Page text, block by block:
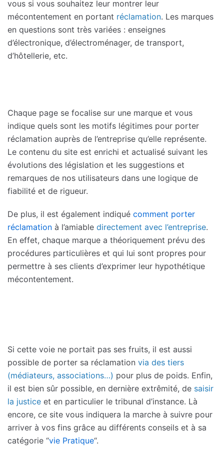
vous si vous souhaitez leur montrer leur
mécontentement en portant réclamation. Les marques
en questions sont très variées : enseignes
d’électronique, d’électroménager, de transport,
d’hôtellerie, etc.
Chaque page se focalise sur une marque et vous
indique quels sont les motifs légitimes pour porter
réclamation auprès de l’entreprise qu’elle représente.
Le contenu du site est enrichi et actualisé suivant les
évolutions des législation et les suggestions et
remarques de nos utilisateurs dans une logique de
fiabilité et de rigueur.
De plus, il est également indiqué comment porter
réclamation à l’amiable directement avec l’entreprise.
En effet, chaque marque a théoriquement prévu des
procédures particulières et qui lui sont propres pour
permettre à ses clients d’exprimer leur hypothétique
mécontentement.
Si cette voie ne portait pas ses fruits, il est aussi
possible de porter sa réclamation via des tiers
(médiateurs, associations…) pour plus de poids. Enfin,
il est bien sûr possible, en dernière extrêmité, de saisir
la justice et en particulier le tribunal d’instance. Là
encore, ce site vous indiquera la marche à suivre pour
arriver à vos fins grâce au différents conseils et à sa
catégorie “vie Pratique“.